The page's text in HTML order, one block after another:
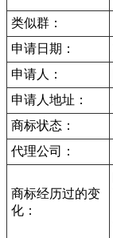
类似群：
申请日期：
申请人：
申请人地址：
商标状态：
代理公司：
商标经历过的变
化：